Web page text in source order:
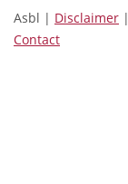
Asbl | Disclaimer |
Contact